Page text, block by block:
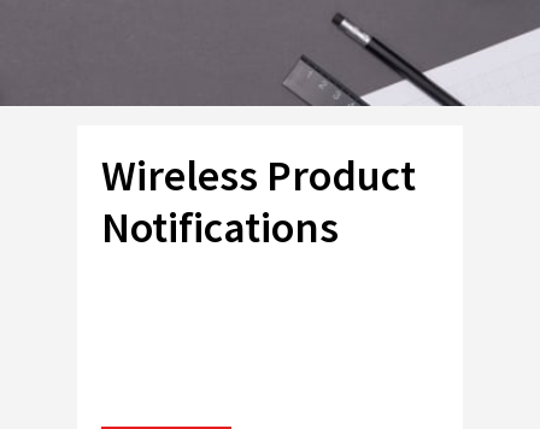
Wireless Product
Notifications